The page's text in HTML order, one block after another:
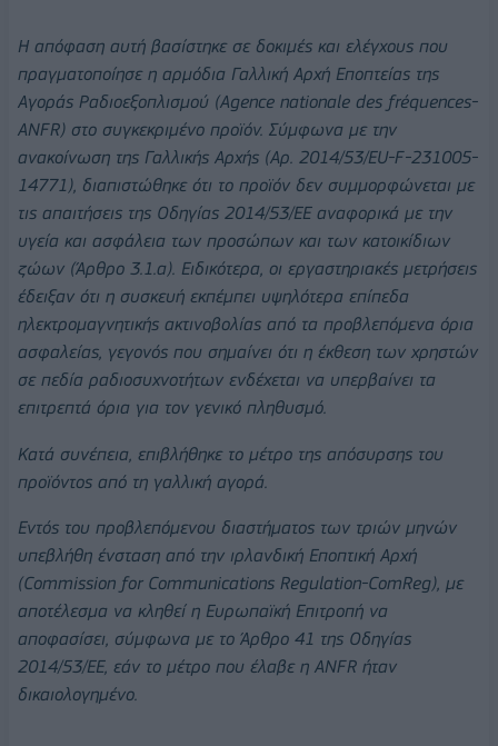
Η απόφαση αυτή βασίστηκε σε δοκιμές και ελέγχους που
πραγματοποίησε η αρμόδια Γαλλική Αρχή Εποπτείας της
Αγοράς Ραδιοεξοπλισμού (Agence nationale des fréquences-
ANFR) στο συγκεκριμένο προϊόν. Σύμφωνα με την
ανακοίνωση της Γαλλικής Αρχής (Αρ. 2014/53/EU-F-231005-
14771), διαπιστώθηκε ότι το προϊόν δεν συμμορφώνεται με
τις απαιτήσεις της Οδηγίας 2014/53/ΕΕ αναφορικά με την
υγεία και ασφάλεια των προσώπων και των κατοικίδιων
ζώων (Άρθρο 3.1.α). Ειδικότερα, οι εργαστηριακές μετρήσεις
έδειξαν ότι η συσκευή εκπέμπει υψηλότερα επίπεδα
ηλεκτρομαγνητικής ακτινοβολίας από τα προβλεπόμενα όρια
ασφαλείας, γεγονός που σημαίνει ότι η έκθεση των χρηστών
σε πεδία ραδιοσυχνοτήτων ενδέχεται να υπερβαίνει τα
επιτρεπτά όρια για τον γενικό πληθυσμό.
Κατά συνέπεια, επιβλήθηκε το μέτρο της απόσυρσης του
προϊόντος από τη γαλλική αγορά.
Εντός του προβλεπόμενου διαστήματος των τριών μηνών
υπεβλήθη ένσταση από την ιρλανδική Εποπτική Αρχή
(Commission for Communications Regulation-ComReg), με
αποτέλεσμα να κληθεί η Ευρωπαϊκή Επιτροπή να
αποφασίσει, σύμφωνα με το Άρθρο 41 της Οδηγίας
2014/53/ΕΕ, εάν το μέτρο που έλαβε η ANFR ήταν
δικαιολογημένο.